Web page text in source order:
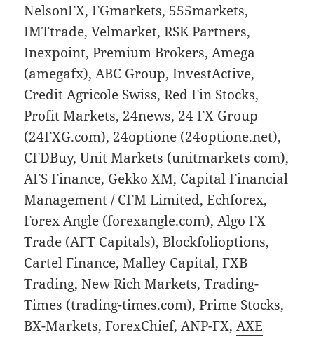
NelsonFX, FGmarkets, 555markets,
IMTtrade, Velmarket,RSK Partners,
Inexpoint,Premium Brokers,Amega
(amegafx),ABC Group,InvestActive,
Credit Agricole Swiss,Red Fin Stocks,
Profit Markets, 24news, 24 FX Group
(24FXG.com), 24optione (24optione.net),
CFDBuy,Unit Markets (unitmarkets com),
AFS Finance, Gekko XM, Capital Financial
Management / CFM Limited, Echforex,
Forex Angle (forexangle.com), Algo FX
Trade (AFT Capitals), Blockfolioptions,
Cartel Finance, Malley Capital, FXB
Trading, New Rich Markets, Trading-
Times (trading-times.com), Prime Stocks,
BX-Markets, ForexChief, ANP-FX,AXE